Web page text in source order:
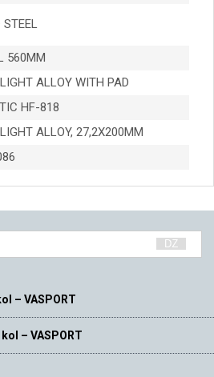
STEEL
560MM
ALLOY WITH PAD
HF-818
ALLOY, 27,2X200MM
– VASPORT
– VASPORT